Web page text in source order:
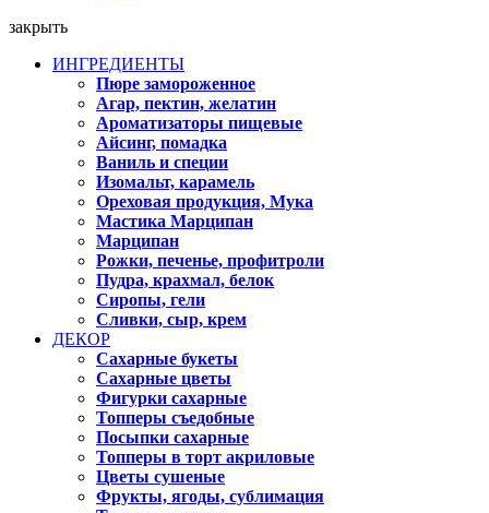
закрыть
ИНГРЕДИЕНТЫ
Пюре замороженное
Агар, пектин, желатин
Ароматизаторы пищевые
Айсинг, помадка
Ваниль и специи
Изомальт, карамель
Ореховая продукция, Мука
Мастика Марципан
Марципан
Рожки, печенье, профитроли
Пудра, крахмал, белок
Сиропы, гели
Сливки, сыр, крем
ДЕКОР
Сахарные букеты
Сахарные цветы
Фигурки сахарные
Топперы съедобные
Посыпки сахарные
Топперы в торт акриловые
Цветы сушеные
Фрукты, ягоды, сублимация